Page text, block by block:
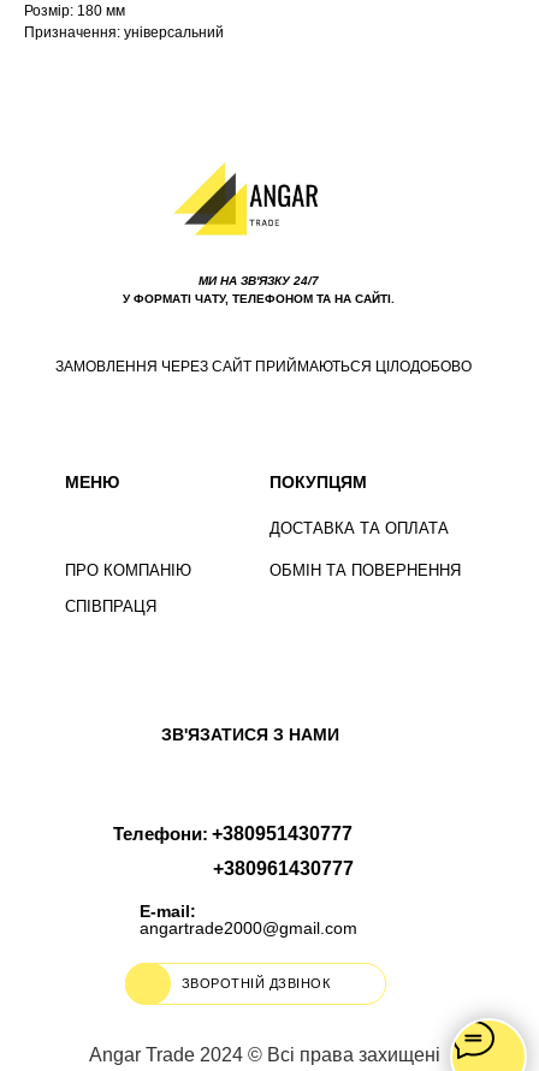
Розмір: 180 мм
Призначення: універсальний
Angar Trade 2024 © Всі права захищені
ПРО КОМПАНІЮ
СПІВПРАЦЯ
ДОСТАВКА ТА ОПЛАТА
ОБМІН ТА ПОВЕРНЕННЯ
ПОКУПЦЯМ
МИ НА ЗВ'ЯЗКУ 24/7
У ФОРМАТІ ЧАТУ, ТЕЛЕФОНОМ ТА НА САЙТІ.
ЗВ'ЯЗАТИСЯ З НАМИ
Телефони:
МЕНЮ
E-mail:
angartrade2000@gmail.com
ЗВОРОТНІЙ ДЗВІНОК
ЗАМОВЛЕННЯ ЧЕРЕЗ САЙТ ПРИЙМАЮТЬСЯ ЦІЛОДОБОВО
+380951430777
+380961430777